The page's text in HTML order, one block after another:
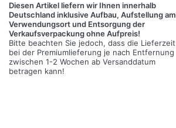
Diesen Artikel liefern wir Ihnen innerhalb
Deutschland inklusive Aufbau, Aufstellung am
Verwendungsort und Entsorgung der
Verkaufsverpackung ohne Aufpreis!
Bitte beachten Sie jedoch, dass die Lieferzeit
bei der Premiumlieferung je nach Entfernung
zwischen 1-2 Wochen ab Versanddatum
betragen kann!